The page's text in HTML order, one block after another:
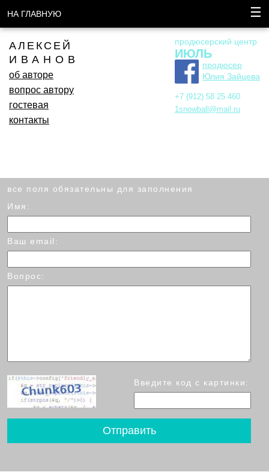
НА ГЛАВНУЮ ☰
АЛЕКСЕЙ
ИВАНОВ
об авторе
вопрос автору
гостевая
контакты
продюсерский центр
ИЮЛЬ
продюсер
Юлия Зайцева
+7 (912) 58 25 460
1snowball@mail.ru
все поля обязательны для заполнения
Имя:
Ваш email:
Вопрос:
Введите код с картинки: